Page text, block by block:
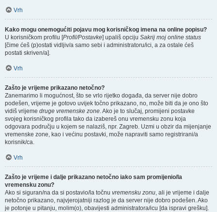
Vrh
Kako mogu onemogućiti pojavu mog korisničkog imena na online popisu?
U korisničkom profilu [Profil/Postavke] upališ opciju Sakrij moj online status
[čime ćeš (p)ostati vidljiv/a samo sebi i administratoru/ici, a za ostale ćeš
postati skriven/a].
Vrh
Zašto je vrijeme prikazano netočno?
Zanemarimo li mogućnost, što se vrlo rijetko događa, da server nije dobro
podešen, vrijeme je gotovo uvijek točno prikazano, no, može biti da je ono što
vidiš vrijeme druge vremenske zone. Ako je to slučaj, promijeni postavke
svojeg korisničkog profila tako da izabereš onu vremensku zonu koja
odgovara području u kojem se nalaziš, npr. Zagreb. Uzmi u obzir da mijenjanje
vremenske zone, kao i većinu postavki, može napraviti samo registrirani/a
korisnik/ca.
Vrh
Zašto je vrijeme i dalje prikazano netočno iako sam promijenio/la
vremensku zonu?
Ako si siguran/na da si postavio/la točnu vremensku zonu, ali je vrijeme i dalje
netočno prikazano, najvjerojatniji razlog je da server nije dobro podešen. Ako
je potonje u pitanju, molim(o), obavijesti administratora/icu [da ispravi grešku].